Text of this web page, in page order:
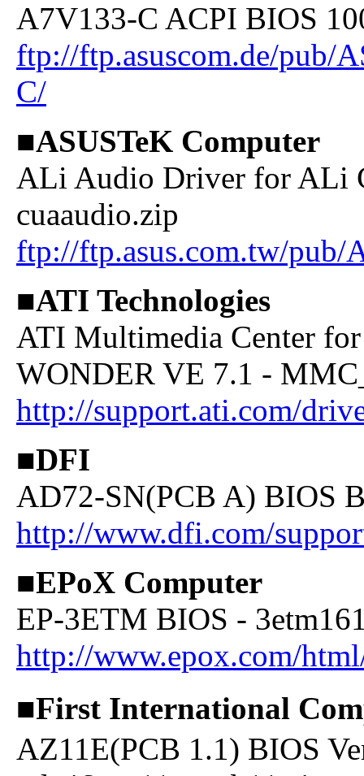
A7V133-C ACPI BIOS
ftp://ftp.asuscom.de/pub/
C/
■ASUSTeK Computer
ALi Audio Driver for ALi
cuaaudio.zip
ftp://ftp.asus.com.tw/pub/
■ATI Technologies
ATI Multimedia Center
WONDER VE 7.1 -
http://support.ati.com/
■DFI
AD72-SN(PCB A) BIOS
http://www.dfi.com/
■EPoX Computer
EP-3ETM BIOS -
http://www.epox.com/
■First International
AZ11E(PCB 1.1) BIOS